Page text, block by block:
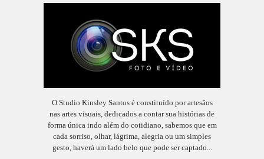
O Studio Kinsley Santos é constituído por artesãos
nas artes visuais, dedicados a contar sua histórias de
forma única indo além do cotidiano, sabemos que em
cada sorriso, olhar, lágrima, alegria ou um simples
gesto, haverá um lado belo que pode ser captado...